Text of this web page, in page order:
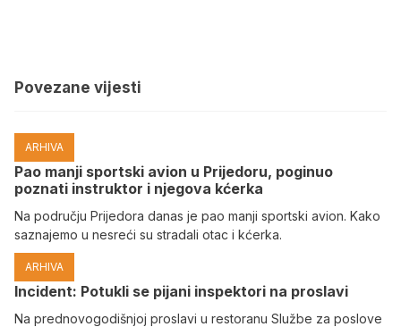
Povezane vijesti
ARHIVA
Pao manji sportski avion u Prijedoru, poginuo
poznati instruktor i njegova kćerka
Na području Prijedora danas je pao manji sportski avion. Kako
saznajemo u nesreći su stradali otac i kćerka.
ARHIVA
Incident: Potukli se pijani inspektori na proslavi
Na prednovogodišnjoj proslavi u restoranu Službe za poslove